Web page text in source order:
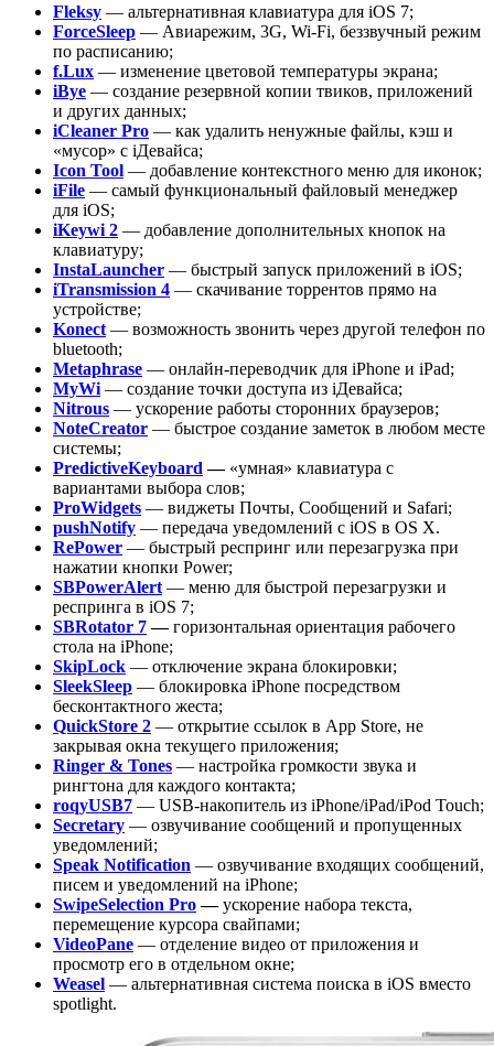
Fleksy — альтернативная клавиатура для iOS 7;
ForceSleep — Авиарежим, 3G, Wi-Fi, беззвучный режим
по расписанию;
f.Lux — изменение цветовой температуры экрана;
iBye — создание резервной копии твиков, приложений
и других данных;
iCleaner Pro — как удалить ненужные файлы, кэш и
«мусор» с iДевайса;
Icon Tool — добавление контекстного меню для иконок;
iFile — самый функциональный файловый менеджер
для iOS;
iKeywi 2 — добавление дополнительных кнопок на
клавиатуру;
InstaLauncher — быстрый запуск приложений в iOS;
iTransmission 4 — скачивание торрентов прямо на
устройстве;
Konect — возможность звонить через другой телефон по
bluetooth;
Metaphrase — онлайн-переводчик для iPhone и iPad;
MyWi — создание точки доступа из iДевайса;
Nitrous — ускорение работы сторонних браузеров;
NoteCreator — быстрое создание заметок в любом месте
системы;
PredictiveKeyboard —«умная» клавиатура с
вариантами выбора слов;
ProWidgets — виджеты Почты, Сообщений и Safari;
pushNotify — передача уведомлений с iOS в OS X.
RePower — быстрый респринг или перезагрузка при
нажатии кнопки Power;
SBPowerAlert — меню для быстрой перезагрузки и
респринга в iOS 7;
SBRotator 7—горизонтальная ориентация рабочего
стола на iPhone;
SkipLock — отключение экрана блокировки;
SleekSleep — блокировка iPhone посредством
бесконтактного жеста;
QuickStore 2 — открытие ссылок в App Store, не
закрывая окна текущего приложения;
Ringer & Tones — настройка громкости звука и
рингтона для каждого контакта;
roqyUSB7 — USB-накопитель из iPhone/iPad/iPod Touch;
Secretary — озвучивание сообщений и пропущенных
уведомлений;
Speak Notification — озвучивание входящих сообщений,
писем и уведомлений на iPhone;
SwipeSelection Pro—ускорение набора текста,
перемещение курсора свайпами;
VideoPane — отделение видео от приложения и
просмотр его в отдельном окне;
Weasel — альтернативная система поиска в iOS вместо
spotlight.